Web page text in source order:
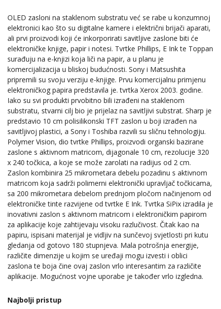
OLED zasloni na staklenom substratu već se rabe u konzumnoj
elektronici kao što su digitalne kamere i električni brijači aparati,
ali prvi proizvodi koji će inkorporirati savitljive zaslone biti će
elektroničke knjige, papir i notesi. Tvrtke Phillips, E Ink te Toppan
surađuju na e-knjizi koja liči na papir, a u planu je
komercijalizacija u bliskoj budućnosti. Sony i Matsushita
pripremili su svoju verziju e-knjige. Prvu komercijalnu primjenu
elektroničkog papira predstavila je. tvrtka Xerox 2003. godine.
Iako su svi produkti prvobitno bili izrađeni na staklenom
substratu, stvarni cilj bio je prijelaz na savitljivi substrat. Sharp je
predstavio 10 cm polisilikonski TFT zaslon u boji izrađen na
savitljivoj plastici, a Sony i Toshiba razvili su sličnu tehnologiju.
Polymer Vision, dio tvrtke Phillips, proizvodi organski bazirane
zaslone s aktivnom matricom, dijagonale 10 cm, rezolucije 320
x 240 točkica, a koje se može zarolati na radijus od 2 cm.
Zaslon kombinira 25 mikrometara debelu pozadinu s aktivnom
matricom koja sadrži polimerni elektronički upravljač točkicama,
sa 200 mikrometara debelom prednjom pločom načinjenom od
elektroničke tinte razvijene od tvrtke E Ink. Tvrtka SiPix izradila je
inovativni zaslon s aktivnom matricom i elektroničkim papirom
za aplikacije koje zahtijevaju visoku razlučivost. Čitak kao na
papiru, ispisani materijal je vidljiv na sunčevoj svjetlosti pri kutu
gledanja od gotovo 180 stupnjeva. Mala potrošnja energije,
različite dimenzije u kojim se uređaji mogu izvesti i oblici
zaslona te boja čine ovaj zaslon vrlo interesantim za različite
aplikacije. Mogućnost vojne uporabe je također vrlo izgledna.
Najbolji pristup